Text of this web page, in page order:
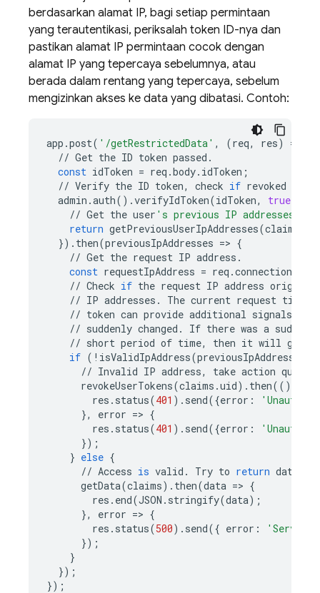
berdasarkan alamat IP, bagi setiap permintaan
yang terautentikasi, periksalah token ID-nya dan
pastikan alamat IP permintaan cocok dengan
alamat IP yang tepercaya sebelumnya, atau
berada dalam rentang yang tepercaya, sebelum
mengizinkan akses ke data yang dibatasi. Contoh:
app .post( '/getRestrictedData' , (req, res) =
// Get the ID token passed .
const idToken = req .body. idToken ;
// Verify the ID token, check if revoked
admin .auth() .verifyIdToken(idToken, true
// Get the user 's previous IP addresses,
return getPreviousUserIpAddresses(claims
}) . then(previousIpAddresses => {
// Get the request IP address .
const requestIpAddress = req .connection
// Check if the request IP address origin
// IP addresses . The current request
// token can provide additional signals
// suddenly changed . If there was a sudden
// short period of time, then it will give
if ( ! isValidIpAddress(previousIpAddresses
// Invalid IP address, take action
revokeUserTokens(claims .uid) . then(()
res . status(401 ) . send({error :
},
error => {
res . status(401 ) . send({error :
});
} else {
// Access is valid . Try to return data
getData(claims) . then(data => {
res . end(JSON . stringify(data);
},
error => {
res . status(500) . send({ error :
'Server
});
}
});
});